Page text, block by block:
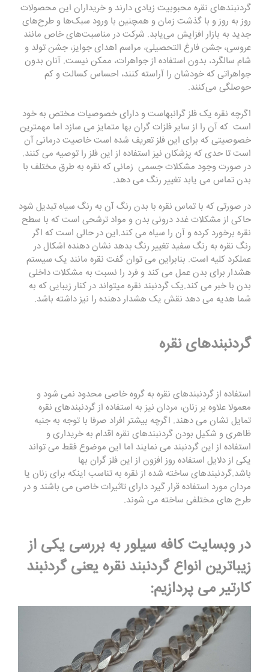
گردنبندهای نقره محبوبیت زیادی دارند و خریداران این محصولات
روز به روز و با گذشت زمان و همچنین با ورود سبک‌ها و طرح‌های
جدید به بازار افزایش می‌یابد. شرکت در مناسبت‌های خاص مانند
عروسی، جشن فارغ التحصیلی، مراسم اهدای جوایز، جشن تولد و
شام سالگرد، بدون استفاده از جواهرات، ممکن نیست. آنان بدون
جواهراتی که خودشان را آراسته کنند، احساس کسالت و کم
حوصلگی می‌کنند.
اگرچه نقره یک فلز گرانبهاست و دارای خصوصیات مختص به خود
است که آن را از سایر فلزات گران بها متمایز می سازد اما مهمترین
خصوصیتی که برای این فلز تعریف شده است خاصیت درمانی آن
است تا حدی که پزشکان نیز استفاده از این فلز را توصیه می کنند.
در صورت وجود مشکلات جسمی زمانی که نقره به طرق مختلف با
بدن تماس می یابد تغییر رنگ می دهد.
در صورتی که با تماس نقره با بدن رنگ آن به رنگ سیاه تبدیل شود
حاکی از مشکلات غدد درونی بدن و مواد ترشحی است که با سطح
نقره برخورد کرده و آن را سیاه می کند.این در حالی است که اگر
رنگ نقره به رنگ سفید تغییر رنگ بدهد نشان دهنده اشکال در
عملکرد کلیه است. بنابراین می توان گفت نقره مانند یک سیستم
هشدار برای بدن عمل می کند و فرد را نسبت به مشکلات داخلی
بدن با خبر می کند.یک گردنبند نقره میتواند در کنار زیبایی که به
شما هدیه می دهد نقش یک هشدار دهنده را نیز داشته باشد.
گردنبندهای نقره
استفاده از گردنبندهای نقره به گروه خاصی محدود نمی شود و
معمولا علاوه بر زنان، مردان نیز به استفاده از گردنبندهای نقره
تمایل نشان می دهند. اگرچه بیشتر افراد صرفا با توجه به جنبه
ظاهری و شکیل بودن گردنبندهای نقره اقدام به خریداری و
استفاده از این گردنبند می نمایند اما این موضوع فقط می تواند
یکی از دلایل استفاده روز افزون از این فلز گران بها
باشد.گردنبندهای ساخته شده از نقره به تناسب اینکه برای زنان یا
مردان مورد استفاده قرار گیرد دارای تاثیرات خاصی می باشند و در
طرح های مختلفی ساخته می شوند.
در وبسایت کافه سیلور به بررسی یکی از
زیباترین انواع گردنبند نقره یعنیگردنبند
کارتیرمی پردازیم: